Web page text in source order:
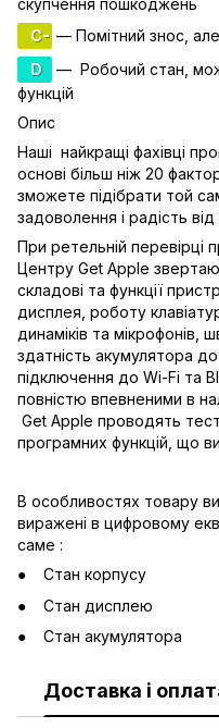
скупчення пошкоджень
C- — Помітний знос, але
D
— Робочий стан,
функцій
Опис
Наші найкращі фахівці
основі більш ніж 20
зможете підібрати той
задоволення і радість
При ретельній перевірці
Центру Get Apple
складові та функції
дисплея, роботу
динаміків та мікрофонів,
здатність акумулятора
підключення до Wi-Fi та
повністю впевненими в
Get Apple проводять
програмних функцій, що
В особливостях товару
виражені в цифровому
саме :
Стан корпусу
Стан дисплею
Стан акумулятора
Доставка і